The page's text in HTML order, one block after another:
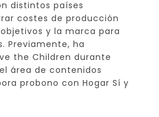
distintos países
costes de producción
y la marca para
Previamente, ha
the Children durante
área de contenidos
probono con Hogar Sí y